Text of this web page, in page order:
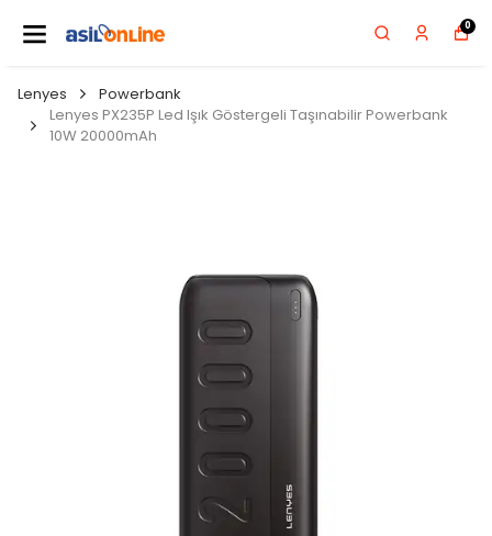
0
Lenyes
Powerbank
Lenyes PX235P Led Işık Göstergeli Taşınabilir Powerbank
10W 20000mAh